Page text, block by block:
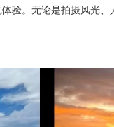
验。无论是拍摄风光